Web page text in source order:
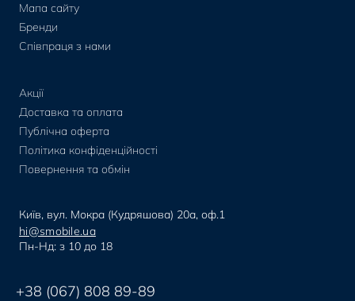
Мапа сайту
Бренди
Співпраця з нами
Акції
Доставка та оплата
Публічна оферта
Політика конфіденційності
Повернення та обмін
Київ, вул. Мокра (Кудряшова) 20а, оф.1
hi@smobile.ua
Пн-Нд: з 10 до 18
+38 (067) 808 89-89